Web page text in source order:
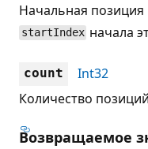
Начальная позиция
startIndex начала
count
Int32
Количество
Возвращаемое